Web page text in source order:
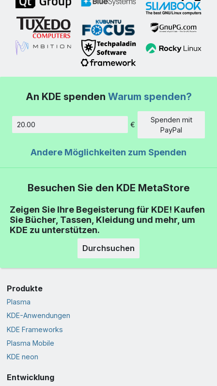
An KDE spenden Warum spenden?
€
Spenden mit
PayPal
Andere Möglichkeiten zum Spenden
Besuchen Sie den KDE MetaStore
Zeigen Sie Ihre Begeisterung für KDE! Kaufen
Sie Bücher, Tassen, Kleidung und mehr, um
KDE zu unterstützen.
Durchsuchen
Produkte
Plasma
KDE-Anwendungen
KDE Frameworks
Plasma Mobile
KDE neon
Entwicklung